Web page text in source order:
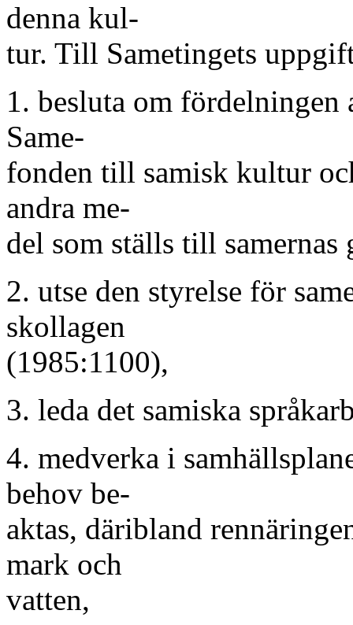
denna kul-
tur. Till Sametingets
1. besluta om fördelningen
Same-
fonden till samisk kultur
andra me-
del som ställs till samernas
2. utse den styrelse för
skollagen
(1985:1100),
3. leda det samiska
4. medverka i
behov be-
aktas, däribland
mark och
vatten,